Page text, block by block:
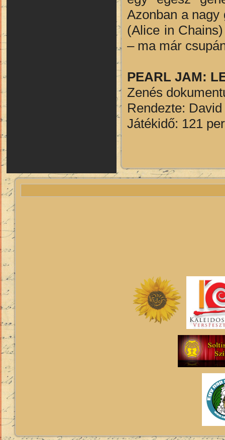
Azonban a
(Alice in
– ma már
PEARL JAM:
Zenés
Rendezte:
Játékidő: 121